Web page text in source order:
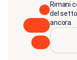
Rimani
del
ancora.